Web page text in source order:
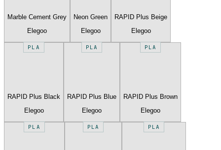
Marble Cement Grey
Elegoo
Neon Green
Elegoo
RAPID Plus Beige
Elegoo
PLA
RAPID Plus Black
Elegoo
PLA
RAPID Plus Blue
Elegoo
PLA
RAPID Plus Brown
Elegoo
PLA PLA PLA